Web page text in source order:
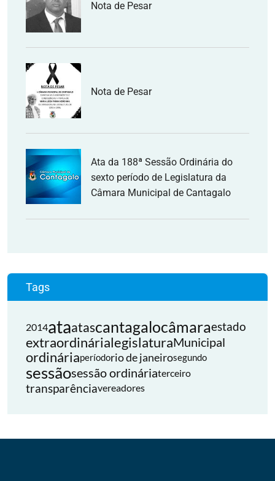
Nota de Pesar
Nota de Pesar
Ata da 188ª Sessão Ordinária do
sexto período de Legislatura da
Câmara Municipal de Cantagalo
Tags
2014ataatascantagalocâmaraestado
extraordinárialegislaturaMunicipal
ordináriaperíodorio de janeirosegundo
sessãosessão ordináriaterceiro
transparênciavereadores